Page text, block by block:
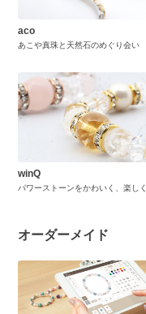
aco
あこや真珠と天然石のめぐり会い
winQ
パワーストーンをかわいく、楽しく
オーダーメイド